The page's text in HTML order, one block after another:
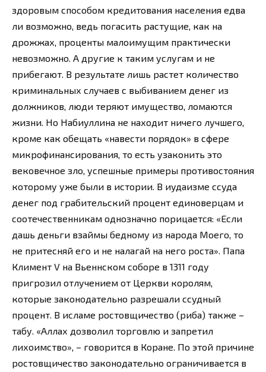
здоровым способом кредитования населения едва
ли возможно, ведь погасить растущие, как на
дрожжах, проценты малоимущим практически
невозможно. А другие к таким услугам и не
прибегают. В результате лишь растет количество
криминальных случаев с выбиванием денег из
должников, люди теряют имущество, ломаются
жизни. Но Набиуллина не находит ничего лучшего,
кроме как обещать «навести порядок» в сфере
микрофинансирования, то есть узаконить это
вековечное зло, успешные примеры противостояния
которому уже были в истории. В иудаизме ссуда
денег под грабительский процент единоверцам и
соотечественникам однозначно порицается: «Если
дашь деньги взаймы бедному из народа Моего, то
не притесняй его и не налагай на него роста». Папа
Климент V на Вьеннском соборе в 1311 году
пригрозил отлучением от Церкви королям,
которые законодательно разрешали ссудный
процент. В исламе ростовщичество (риба) также –
табу. «Аллах дозволил торговлю и запретил
лихоимство», – говорится в Коране. По этой причине
ростовщичество законодательно ограничивается в